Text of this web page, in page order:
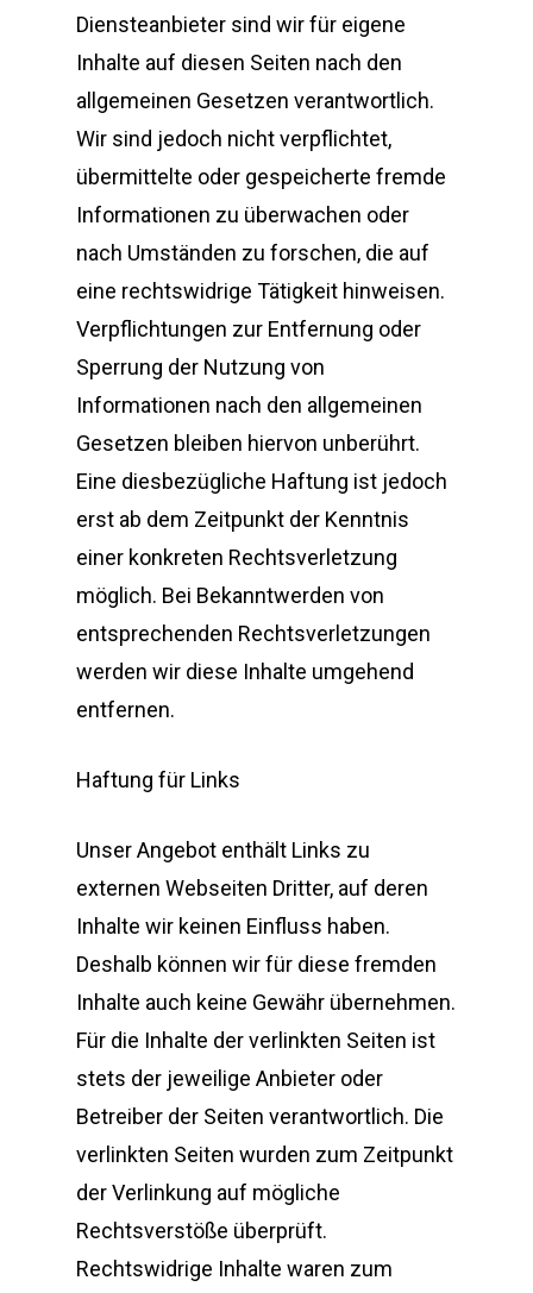
Diensteanbieter sind wir für eigene
Inhalte auf diesen Seiten nach den
allgemeinen Gesetzen verantwortlich.
Wir sind jedoch nicht verpflichtet,
übermittelte oder gespeicherte fremde
Informationen zu überwachen oder
nach Umständen zu forschen, die auf
eine rechtswidrige Tätigkeit hinweisen.
Verpflichtungen zur Entfernung oder
Sperrung der Nutzung von
Informationen nach den allgemeinen
Gesetzen bleiben hiervon unberührt.
Eine diesbezügliche Haftung ist jedoch
erst ab dem Zeitpunkt der Kenntnis
einer konkreten Rechtsverletzung
möglich. Bei Bekanntwerden von
entsprechenden Rechtsverletzungen
werden wir diese Inhalte umgehend
entfernen.
Haftung für Links
Unser Angebot enthält Links zu
externen Webseiten Dritter, auf deren
Inhalte wir keinen Einfluss haben.
Deshalb können wir für diese fremden
Inhalte auch keine Gewähr übernehmen.
Für die Inhalte der verlinkten Seiten ist
stets der jeweilige Anbieter oder
Betreiber der Seiten verantwortlich. Die
verlinkten Seiten wurden zum Zeitpunkt
der Verlinkung auf mögliche
Rechtsverstöße überprüft.
Rechtswidrige Inhalte waren zum